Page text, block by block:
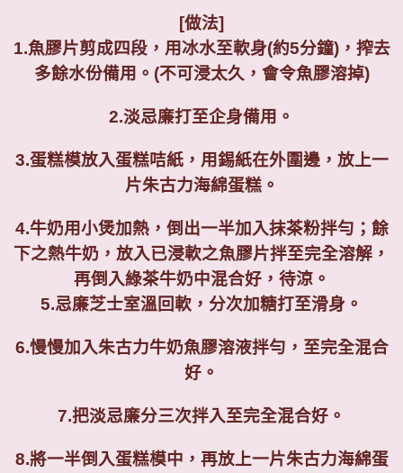
[做法]
1.魚膠片剪成四段，用冰水至軟身(約5分鐘)，搾去
多餘水份備用。 (不可浸太久，會令魚膠溶掉)
2.淡忌廉打至企身備用。
3.蛋糕模放入蛋糕咭紙，用錫紙在外圍邊，放上一
片朱古力海綿蛋糕。
4.牛奶用小煲加熱，倒出一半加入抹茶粉拌勻；餘
下之熱牛奶，放入已浸軟之魚膠片拌至完全溶解，
再倒入綠茶牛奶中混合好，待涼。
5.忌廉芝士室溫回軟，分次加糖打至滑身。
6.慢慢加入朱古力牛奶魚膠溶液拌勻，至完全混合
好。
7.把淡忌廉分三次拌入至完全混合好。
8.將一半倒入蛋糕模中，再放上一片朱古力海綿蛋